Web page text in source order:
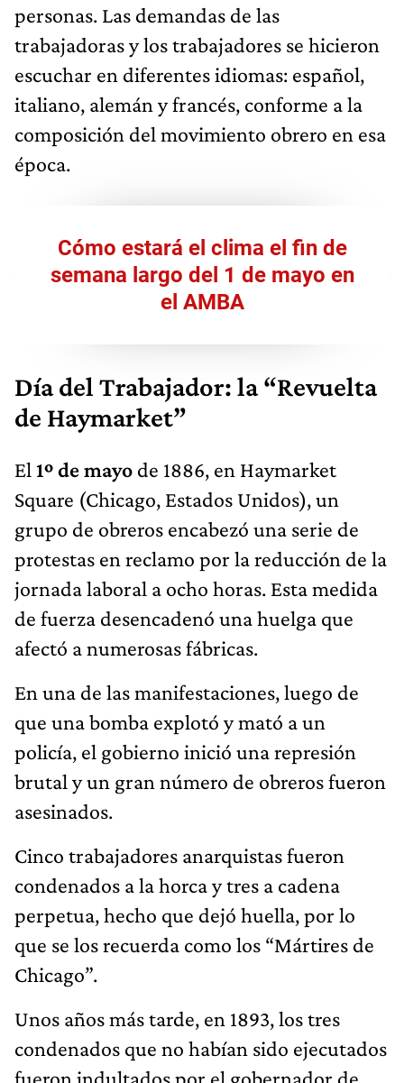
personas. Las demandas de las
trabajadoras y los trabajadores se hicieron
escuchar en diferentes idiomas: español,
italiano, alemán y francés, conforme a la
composición del movimiento obrero en esa
época.
Cómo estará el clima el fin de
semana largo del 1 de mayo en
el AMBA
Día del Trabajador: la “Revuelta
de Haymarket”
El 1º de mayo de 1886, en Haymarket
Square (Chicago, Estados Unidos), un
grupo de obreros encabezó una serie de
protestas en reclamo por la reducción de la
jornada laboral a ocho horas. Esta medida
de fuerza desencadenó una huelga que
afectó a numerosas fábricas.
En una de las manifestaciones, luego de
que una bomba explotó y mató a un
policía, el gobierno inició una represión
brutal y un gran número de obreros fueron
asesinados.
Cinco trabajadores anarquistas fueron
condenados a la horca y tres a cadena
perpetua, hecho que dejó huella, por lo
que se los recuerda como los “Mártires de
Chicago”.
Unos años más tarde, en 1893, los tres
condenados que no habían sido ejecutados